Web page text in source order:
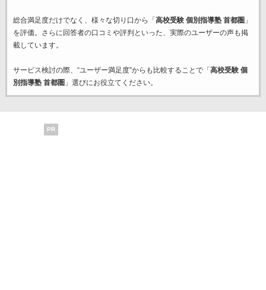
総合満足度だけでなく、様々な切り口から「 高校受験 個別指導塾 首都圏 」
を評価。さらに回答者の口コミや評判といった、実際のユーザーの声も掲
載しています。
サービス検討の際、“ユーザー満足度”からも比較することで「 高校受験 個
別指導塾 首都圏 」選びにお役立てください。
PR